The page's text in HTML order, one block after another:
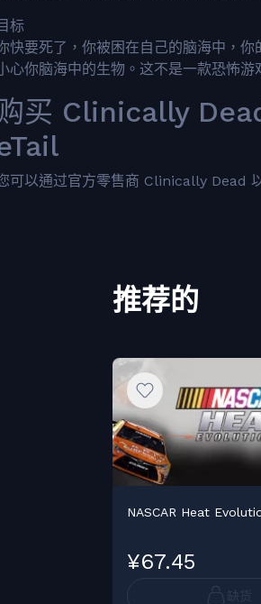
标
快要死了，你被困在自己的脑海中，
心你脑海中的生物。这不是一款恐怖
买 Clinically
可以通过官方零售商 Clinically Dead
推荐的
NASCAR Heat
¥67.45
缺货